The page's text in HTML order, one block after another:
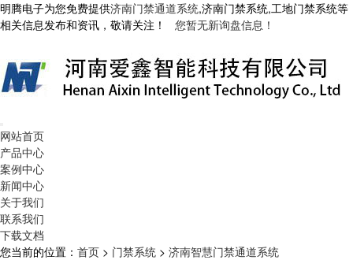
明腾电子为您免费提供济南门禁通道系统,济南门禁系统,工地门禁系统等
相关信息发布和资讯，敬请关注！ 您暂无新询盘信息！
网站首页
产品中心
案例中心
新闻中心
关于我们
联系我们
下载文档
您当前的位置： 首页 > 门禁系统 > 济南智慧门禁通道系统